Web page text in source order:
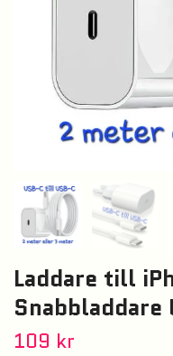
Laddare till
Snabbladdare
109 kr